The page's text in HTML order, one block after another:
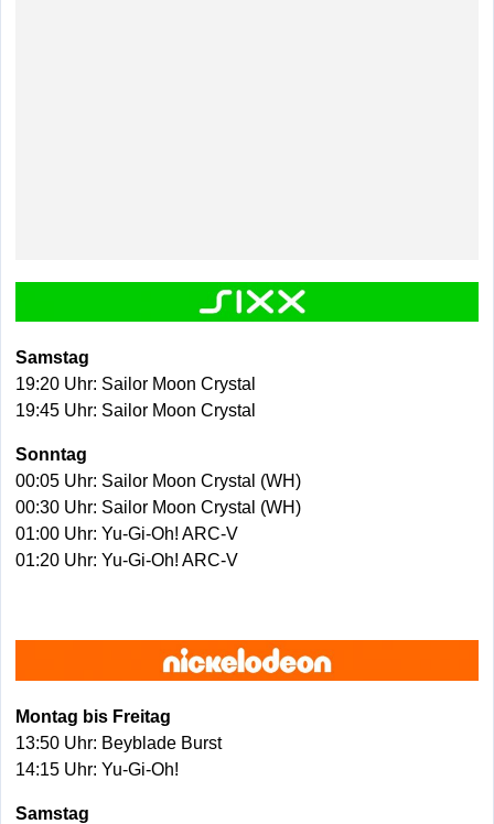
Samstag
19:20 Uhr: Sailor Moon Crystal
19:45 Uhr: Sailor Moon Crystal
Sonntag
00:05 Uhr: Sailor Moon Crystal (WH)
00:30 Uhr: Sailor Moon Crystal (WH)
01:00 Uhr: Yu-Gi-Oh! ARC-V
01:20 Uhr: Yu-Gi-Oh! ARC-V
Montag bis Freitag
13:50 Uhr: Beyblade Burst
14:15 Uhr: Yu-Gi-Oh!
Samstag